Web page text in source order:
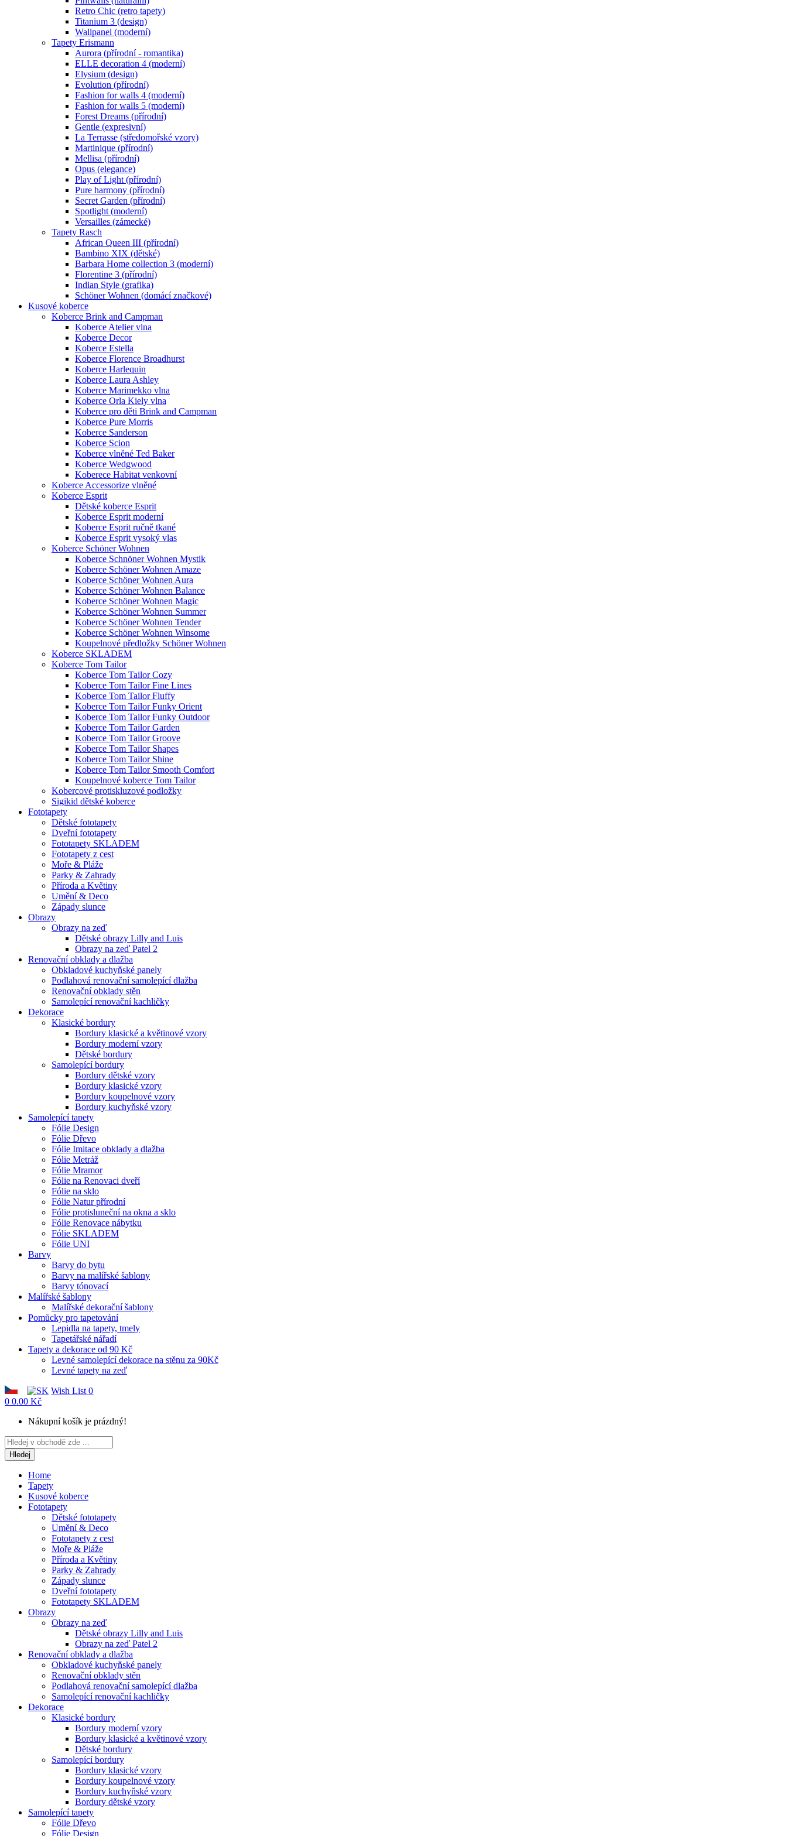
Retro Chic (retro tapety)
Titanium 3 (design)
Wallpanel (moderní)
Tapety Erismann
Aurora (přírodní - romantika)
ELLE decoration 4 (moderní)
Elysium (design)
Evolution (přírodní)
Fashion for walls 4 (moderní)
Fashion for walls 5 (moderní)
Forest Dreams (přírodní)
Gentle (expresivní)
La Terrasse (středomořské vzory)
Martinique (přírodní)
Mellisa (přírodní)
Opus (elegance)
Play of Light (přírodní)
Pure harmony (přírodní)
Secret Garden (přírodní)
Spotlight (moderní)
Versailles (zámecké)
Tapety Rasch
African Queen III (přírodní)
Bambino XIX (dětské)
Barbara Home collection 3 (moderní)
Florentine 3 (přírodní)
Indian Style (grafika)
Schöner Wohnen (domácí značkové)
Kusové koberce
Koberce Brink and Campman
Koberce Atelier vlna
Koberce Decor
Koberce Estella
Koberce Florence Broadhurst
Koberce Harlequin
Koberce Laura Ashley
Koberce Marimekko vlna
Koberce Orla Kiely vlna
Koberce pro děti Brink and Campman
Koberce Pure Morris
Koberce Sanderson
Koberce Scion
Koberce vlněné Ted Baker
Koberce Wedgwood
Koberece Habitat venkovní
Koberce Accessorize vlněné
Koberce Esprit
Dětské koberce Esprit
Koberce Esprit moderní
Koberce Esprit ručně tkané
Koberce Esprit vysoký vlas
Koberce Schöner Wohnen
Koberce Schnöner Wohnen Mystik
Koberce Schöner Wohnen Amaze
Koberce Schöner Wohnen Aura
Koberce Schöner Wohnen Balance
Koberce Schöner Wohnen Magic
Koberce Schöner Wohnen Summer
Koberce Schöner Wohnen Tender
Koberce Schöner Wohnen Winsome
Koupelnové předložky Schöner Wohnen
Koberce SKLADEM
Koberce Tom Tailor
Koberce Tom Tailor Cozy
Koberce Tom Tailor Fine Lines
Koberce Tom Tailor Fluffy
Koberce Tom Tailor Funky Orient
Koberce Tom Tailor Funky Outdoor
Koberce Tom Tailor Garden
Koberce Tom Tailor Groove
Koberce Tom Tailor Shapes
Koberce Tom Tailor Shine
Koberce Tom Tailor Smooth Comfort
Koupelnové koberce Tom Tailor
Kobercové protiskluzové podložky
Sigikid dětské koberce
Fototapety
Dětské fototapety
Dveřní fototapety
Fototapety SKLADEM
Fototapety z cest
Moře & Pláže
Parky & Zahrady
Příroda a Květiny
Umění & Deco
Západy slunce
Obrazy
Obrazy na zeď
Dětské obrazy Lilly and Luis
Obrazy na zeď Patel 2
Renovační obklady a dlažba
Obkladové kuchyňské panely
Podlahová renovační samolepící dlažba
Renovační obklady stěn
Samolepící renovační kachličky
Dekorace
Klasické bordury
Bordury klasické a květinové vzory
Bordury moderní vzory
Dětské bordury
Samolepící bordury
Bordury dětské vzory
Bordury klasické vzory
Bordury koupelnové vzory
Bordury kuchyňské vzory
Samolepící tapety
Fólie Design
Fólie Dřevo
Fólie Imitace obklady a dlažba
Fólie Metráž
Fólie Mramor
Fólie na Renovaci dveří
Fólie na sklo
Fólie Natur přírodní
Fólie protisluneční na okna a sklo
Fólie Renovace nábytku
Fólie SKLADEM
Fólie UNI
Barvy
Barvy do bytu
Barvy na malířské šablony
Barvy tónovací
Malířské šablony
Malířské dekorační šablony
Pomůcky pro tapetování
Lepidla na tapety, tmely
Tapetářské nářadí
Tapety a dekorace od 90 Kč
Levné samolepící dekorace na stěnu za 90Kč
Levné tapety na zeď
Wish List 0
0 0.00 Kč
Nákupní košík je prázdný!
Hledej
Home
Tapety
Kusové koberce
Fototapety
Dětské fototapety
Umění & Deco
Fototapety z cest
Moře & Pláže
Příroda a Květiny
Parky & Zahrady
Západy slunce
Dveřní fototapety
Fototapety SKLADEM
Obrazy
Obrazy na zeď
Dětské obrazy Lilly and Luis
Obrazy na zeď Patel 2
Renovační obklady a dlažba
Obkladové kuchyňské panely
Renovační obklady stěn
Podlahová renovační samolepící dlažba
Samolepící renovační kachličky
Dekorace
Klasické bordury
Bordury moderní vzory
Bordury klasické a květinové vzory
Dětské bordury
Samolepící bordury
Bordury klasické vzory
Bordury koupelnové vzory
Bordury kuchyňské vzory
Bordury dětské vzory
Samolepící tapety
Fólie Dřevo
Fólie Design